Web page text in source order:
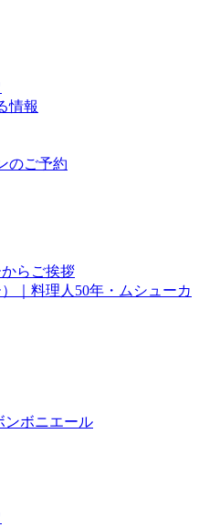
情報
のご予約
らご挨拶
｜料理人50年・ムシューカ
ンボニエール